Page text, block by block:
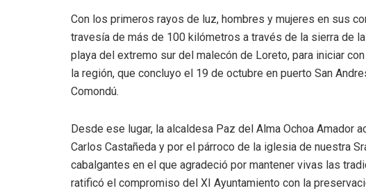
Con los primeros rayos de luz, hombres y mujeres en sus
travesía de más de 100 kilómetros a través de la sierra de
playa del extremo sur del malecón de Loreto, para iniciar
la región, que concluyo el 19 de octubre en puerto San
Comondú.
Desde ese lugar, la alcaldesa Paz del Alma Ochoa Amador
Carlos Castañeda y por el párroco de la iglesia de nuestra
cabalgantes en el que agradeció por mantener vivas las
ratificó el compromiso del XI Ayuntamiento con la